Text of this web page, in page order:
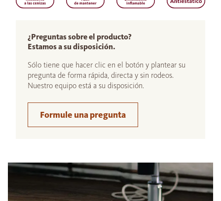
¿Preguntas sobre el producto?
Estamos a su disposición.
Sólo tiene que hacer clic en el botón y plantear su
pregunta de forma rápida, directa y sin rodeos.
Nuestro equipo está a su disposición.
Formule una pregunta